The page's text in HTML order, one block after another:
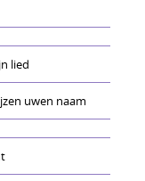
lied
uwen naam